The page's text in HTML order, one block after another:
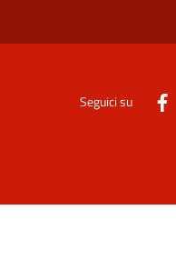
Seguici su